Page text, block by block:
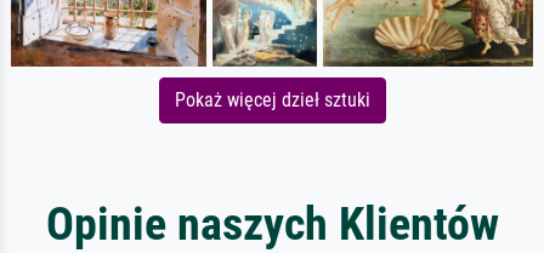
Pokaż więcej dzieł sztuki
Opinie naszych Klientów